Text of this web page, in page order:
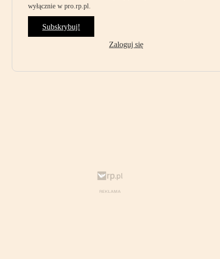
wyłącznie w pro.rp.pl.
Subskrybuj!
Zaloguj się